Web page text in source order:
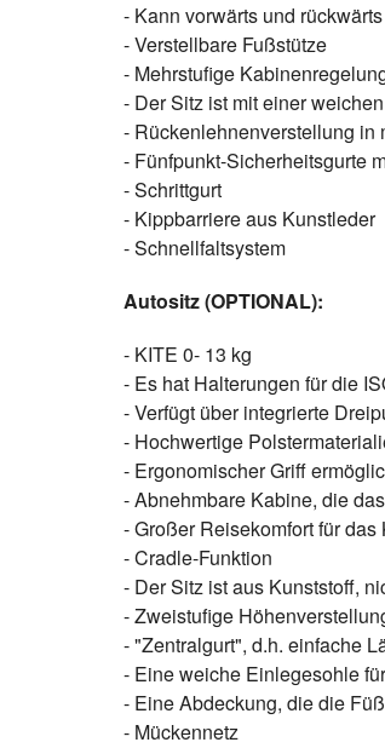
- Kann vorwärts und
- Verstellbare Fußstütze
- Mehrstufige
- Der Sitz ist mit einer
- Rückenlehnenverstellung in
- Fünfpunkt-Sicherheitsgurte
- Schrittgurt
- Kippbarriere aus Kunstleder
- Schnellfaltsystem
Autositz (OPTIONAL):
- KITE 0- 13 kg
- Es hat Halterungen für die
- Verfügt über integrierte
- Hochwertige
- Ergonomischer Griff
- Abnehmbare Kabine, die
- Großer Reisekomfort für das
- Cradle-Funktion
- Der Sitz ist aus Kunststoff,
- Zweistufige
- "Zentralgurt", d.h. einfache
- Eine weiche Einlegesohle
- Eine Abdeckung, die die
- Mückennetz